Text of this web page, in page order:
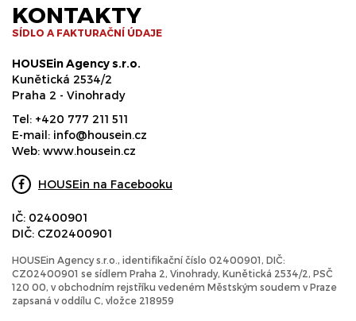
KONTAKTY
SÍDLO A FAKTURAČNÍ ÚDAJE
HOUSEin Agency s.r.o.
Kunětická 2534/2
Praha 2 - Vinohrady
Tel: +420 777 211 511
E-mail: info@housein.cz
Web: www.housein.cz
HOUSEin na Facebooku
IČ: 02400901
DIČ: CZ02400901
HOUSEin Agency s.r.o., identifikační číslo 02400901, DIČ:
CZ02400901 se sídlem Praha 2, Vinohrady, Kunětická 2534/2, PSČ
120 00, v obchodním rejstříku vedeném Městským soudem v Praze
zapsaná v oddílu C, vložce 218959